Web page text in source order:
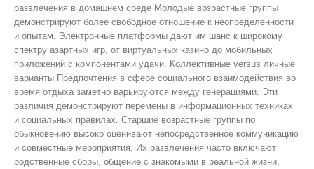
развлечения в домашнем среде Молодые возрастные группы
демонстрируют более свободное отношение к неопределенности
и опытам. Электронные платформы дают им шанс к широкому
спектру азартных игр, от виртуальных казино до мобильных
приложений с компонентами удачи. Коллективные versus личные
варианты Предпочтения в сфере социального взаимодействия во
время отдыха заметно варьируются между генерациями. Эти
различия демонстрируют перемены в информационных техниках
и социальных правилах. Старшие возрастные группы по
обыкновению высоко оценивают непосредственное коммуникацию
и совместные мероприятия. Их развлечения часто включают
родственные сборы, общение с знакомыми в реальной жизни,